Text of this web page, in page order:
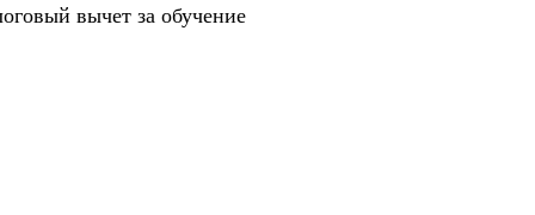
вычет за обучение